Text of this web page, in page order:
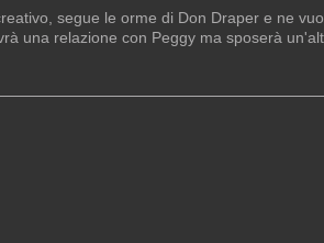
segue le orme di Don Draper e ne
una relazione con Peggy ma sposerà